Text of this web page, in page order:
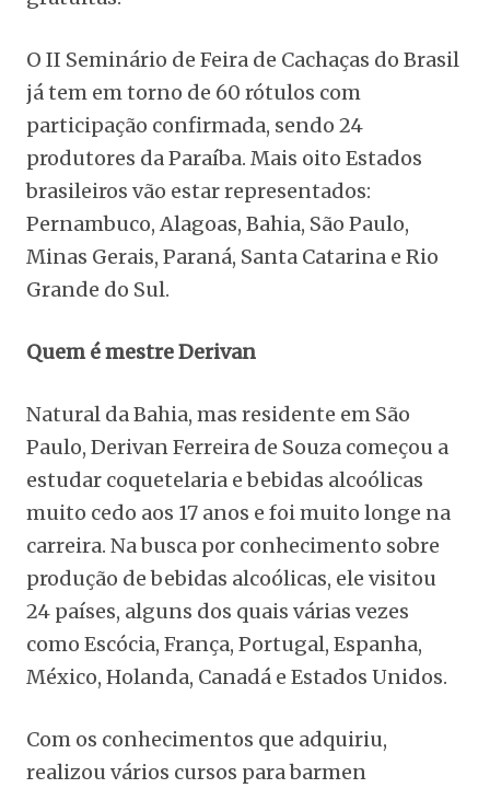
O II Seminário de Feira de Cachaças do Brasil
já tem em torno de 60 rótulos com
participação confirmada, sendo 24
produtores da Paraíba. Mais oito Estados
brasileiros vão estar representados:
Pernambuco, Alagoas, Bahia, São Paulo,
Minas Gerais, Paraná, Santa Catarina e Rio
Grande do Sul.
Quem é mestre Derivan
Natural da Bahia, mas residente em São
Paulo, Derivan Ferreira de Souza começou a
estudar coquetelaria e bebidas alcoólicas
muito cedo aos 17 anos e foi muito longe na
carreira. Na busca por conhecimento sobre
produção de bebidas alcoólicas, ele visitou
24 países, alguns dos quais várias vezes
como Escócia, França, Portugal, Espanha,
México, Holanda, Canadá e Estados Unidos.
Com os conhecimentos que adquiriu,
realizou vários cursos para barmen